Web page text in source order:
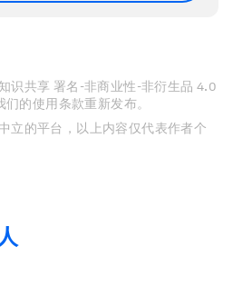
识共享 署名-非商业性-非衍生品 4.0
的使用条款重新发布。
立的平台，以上内容仅代表作者个